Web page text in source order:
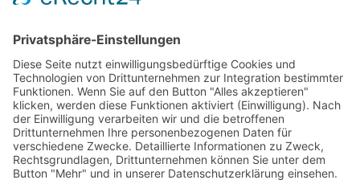
Aktuelle Nachrichten aus dem MKK-Kreis.
Kontaktiere uns:team@mkk-echo.de
JetztBericht einreichen